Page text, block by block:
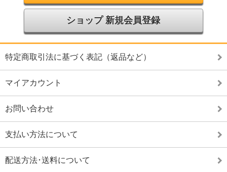
ショップ 新規会員登録
特定商取引法に基づく表記（返品など）
マイアカウント
お問い合わせ
支払い方法について
配送方法･送料について